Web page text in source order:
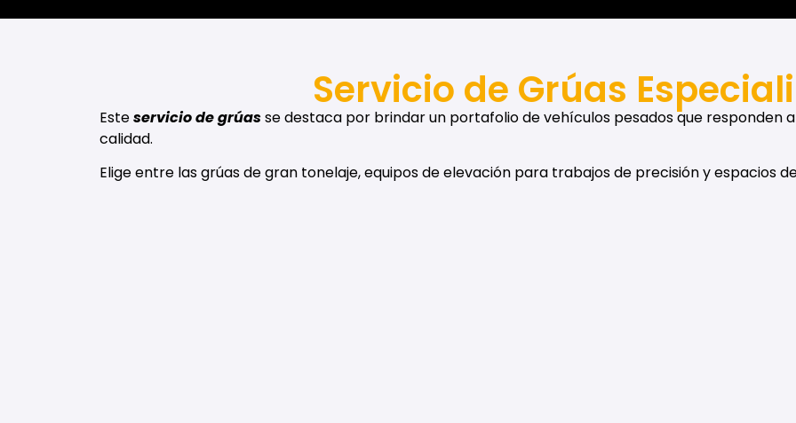
Servicio de Grúas
Esteservicio de grúasse destaca por brindar un portafolio de vehículos pesados que responden
calidad.
Elige entre las grúas de gran tonelaje, equipos de elevación para trabajos de precisión y espacios